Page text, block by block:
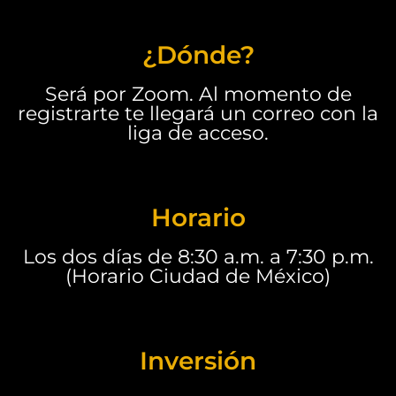
¿Dónde?
Será por Zoom. Al momento de
registrarte te llegará un correo con la
liga de acceso.
Horario
Los dos días de 8:30 a.m. a 7:30 p.m.
(Horario Ciudad de México)
Inversión